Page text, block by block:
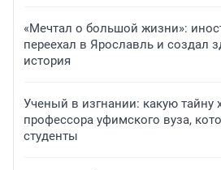
«Мечтал о большой жизни»:
переехал в Ярославль и создал
история
Ученый в изгнании: какую тайну
профессора уфимского вуза,
студенты